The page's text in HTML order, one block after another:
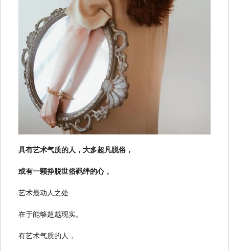
具有艺术气质的人，大多超凡脱俗，
或有一颗挣脱世俗羁绊的心，
艺术最动人之处
在于能够超越现实。
有艺术气质的人，